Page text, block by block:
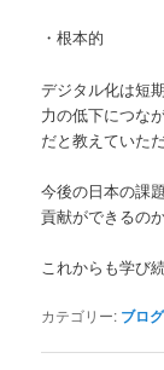
・根本的
デジタル化は短
力の低下につな
だと教えていた
今後の日本の課
貢献ができるの
これからも学び
カテゴリー: ブログ